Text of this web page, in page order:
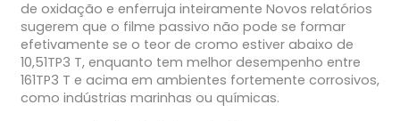
de oxidação e enferruja inteiramente Novos relatórios
sugerem que o filme passivo não pode se formar
efetivamente se o teor de cromo estiver abaixo de
10,51TP3 T, enquanto tem melhor desempenho entre
161TP3 T e acima em ambientes fortemente corrosivos,
como indústrias marinhas ou químicas.